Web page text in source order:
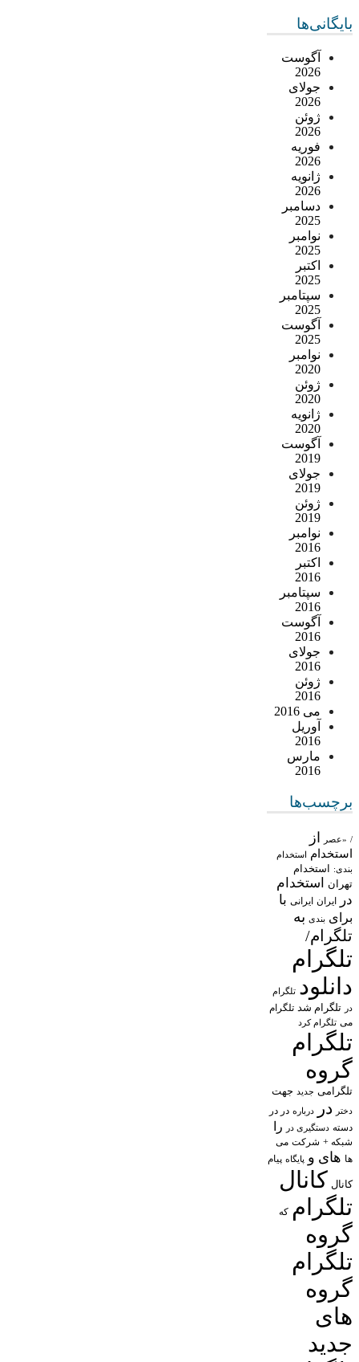
بایگانی‌ها
آگوست
2026
جولای
2026
ژوئن
2026
فوریه
2026
ژانویه
2026
دسامبر
2025
نوامبر
2025
اکتبر
2025
سپتامبر
2025
آگوست
2025
نوامبر
2020
ژوئن
2020
ژانویه
2020
آگوست
2019
جولای
2019
ژوئن
2019
نوامبر
2016
اکتبر
2016
سپتامبر
2016
آگوست
2016
جولای
2016
ژوئن
2016
می 2016
آوریل
2016
مارس
2016
برچسب‌ها
/ «عصر از
استخدام استخدام
بندی: استخدام
تهران
استخدام
در
ایران ایرانی با
برای بندی به
تلگرام/
تلگرام
دانلود تلگرام
در تلگرام شد تلگرام
می تلگرام کرد
تلگرام
گروه
تلگرامی جدید جهت
دختر در درباره در در
دسته دستگیری در را
شبکه + شرکت می
ها های و پایگاه پیام
کانال کانال
تلگرام که
گروه
تلگرام
گروه
های
جدید